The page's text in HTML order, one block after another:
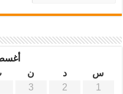
آفاق
س
د ن
1
2
3